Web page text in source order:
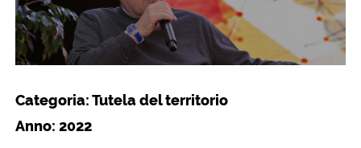
Categoria: Tutela del territorio
Anno: 2022